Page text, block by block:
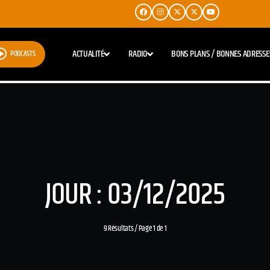
PODCASTS ACTUALITÉ RADIO BONS PLANS / BONNES
JOUR : 03/12/2025
9 Résultats / Page 1 de 1